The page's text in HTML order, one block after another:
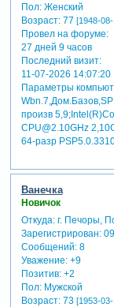
Пол:Женский
Возраст:77 [1948-
Провел на форуме:
27 дней 9 часов
Последний визит:
11-07-2026 14:07:20
Параметры
произв
CPU@2.10GHz
64-разр
Ванечка
Новичок
Откуда:г. Печоры,
Зарегистрирован:
Сообщений:8
Уважение: +9
Позитив: +2
Пол:Мужской
Возраст:73 [1953-